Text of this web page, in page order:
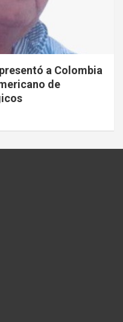
a Colombia
de